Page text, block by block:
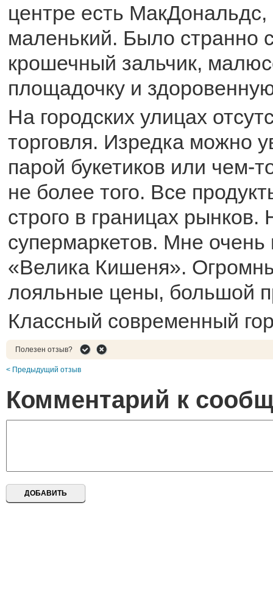
центре есть
маленький. Было странно
крошечный зальчик,
площадочку и
На городских улицах
торговля. Изредка можно
парой букетиков или чем-
не более того. Все
строго в границах рынков.
супермаркетов. Мне очень
«Велика Кишеня».
лояльные цены, большой
Классный современный
Полезен отзыв?
< Предыдущий отзыв
Комментарий к